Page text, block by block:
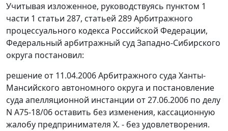
Учитывая изложенное, руководствуясь пунктом 1
части 1 статьи 287, статьей 289Арбитражного
процессуального кодекса Российской Федерации,
Федеральный арбитражный суд Западно-Сибирского
округа постановил:
решение от 11.04.2006 Арбитражного суда Ханты-
Мансийского автономного округа и постановление
суда апелляционной инстанции от 27.06.2006 по делу
N А75-18/06 оставить без изменения, кассационную
жалобу предпринимателя Х. - без удовлетворения.